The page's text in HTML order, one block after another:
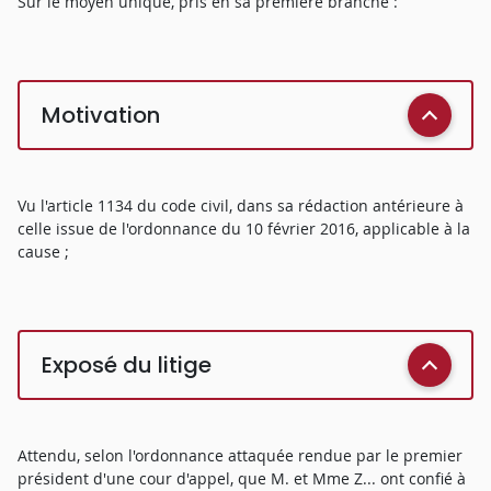
Motivation
Vu l'article 1134 du code civil, dans sa rédaction antérieure à
celle issue de l'ordonnance du 10 février 2016, applicable à la
cause ;
Exposé du litige
Attendu, selon l'ordonnance attaquée rendue par le premier
président d'une cour d'appel, que M. et Mme Z... ont confié à